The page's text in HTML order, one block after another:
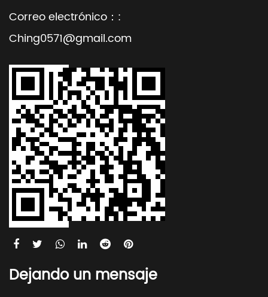
Correo electrónico：:
Ching0571@gmail.com
Dejando un mensaje